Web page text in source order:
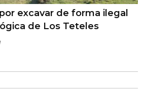
excavar de forma ilegal
de Los Teteles